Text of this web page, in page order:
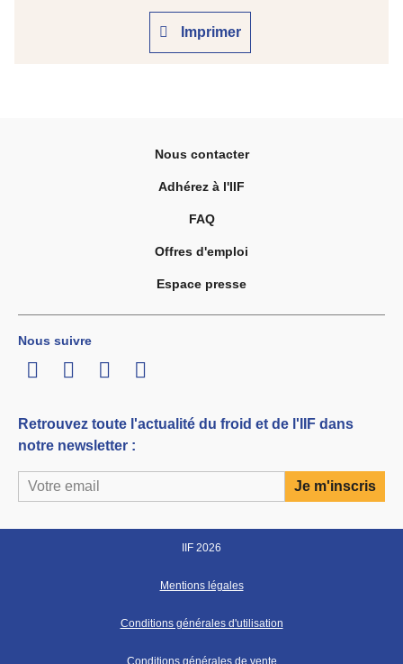
Imprimer
Nous contacter
Adhérez à l'IIF
FAQ
Offres d'emploi
Espace presse
Nous suivre
LinkedInTwitterFacebook
Youtube
Retrouvez toute l'actualité du froid et de l'IIF dans
notre newsletter :
IIF 2026
Mentions légales
Conditions générales d'utilisation
Conditions générales de vente